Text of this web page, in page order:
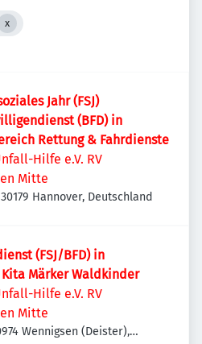
Jahr (FSJ)
(BFD) in
Rettung & Fahrdienste
Hilfe e.V. RV
Mitte
Hannover, Deutschland
(FSJ/BFD) in
Märker Waldkinder
Hilfe e.V. RV
Mitte
Wennigsen (Deister),